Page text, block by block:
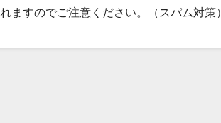
ますのでご注意ください。（スパム対策）